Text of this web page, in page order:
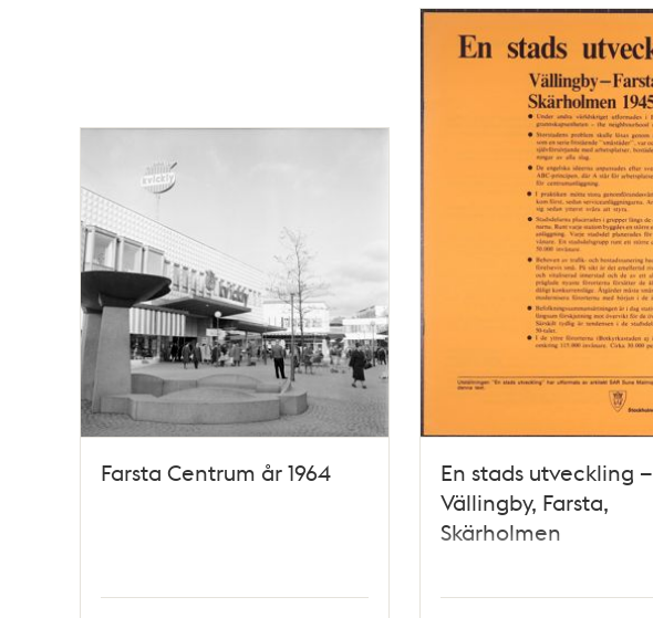
Farsta Centrum år 1964
En stads utveckling –
Vällingby, Farsta,
Skärholmen